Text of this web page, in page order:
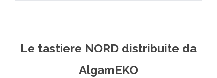
Le tastiere NORD distribuite da
AlgamEKO